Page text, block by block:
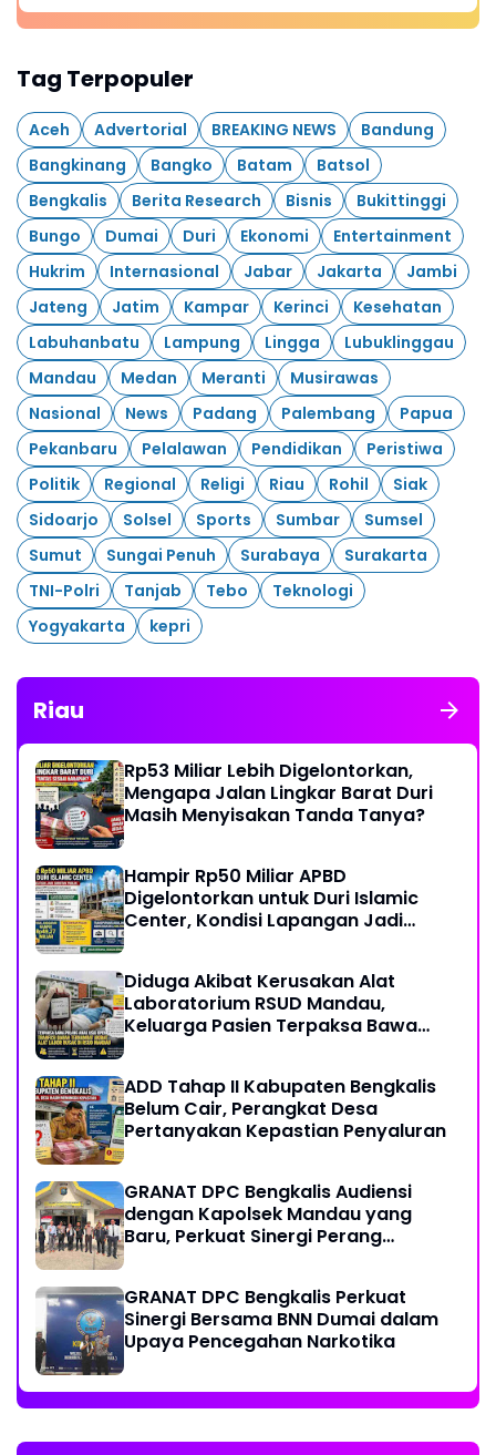
Tag Terpopuler
Aceh Advertorial BREAKING NEWS
Bandung
Bangkinang
Bangko Batam
Batsol
Bengkalis
Berita Research Bisnis
Bukittinggi
Bungo
Dumai Duri Ekonomi
Entertainment
Hukrim
Internasional Jabar Jakarta
Jambi
Jateng
Jatim Kampar Kerinci
Kesehatan
Labuhanbatu
Lampung Lingga
Lubuklinggau
Mandau
Medan Meranti
Musirawas
Nasional
News Padang Palembang
Papua
Pekanbaru
Pelalawan Pendidikan
Peristiwa
Politik
Regional Religi Riau Rohil
Siak
Sidoarjo
Solsel Sports Sumbar
Sumsel
Sumut
Sungai Penuh Surabaya
Surakarta
TNI-Polri
Tanjab Tebo
Teknologi
Yogyakarta
kepri
Riau
Rp53 Miliar Lebih Digelontorkan,
Mengapa Jalan Lingkar Barat Duri
Masih Menyisakan Tanda Tanya?
Hampir Rp50 Miliar APBD
Digelontorkan untuk Duri Islamic
Center, Kondisi Lapangan Jadi
Diduga Akibat Kerusakan Alat
Laboratorium RSUD Mandau,
Keluarga Pasien Terpaksa Bawa
Transfusi Darah
ADD Tahap II Kabupaten Bengkalis
Belum Cair, Perangkat Desa
Pertanyakan Kepastian Penyaluran
GRANAT DPC Bengkalis Audiensi
dengan Kapolsek Mandau yang
Baru, Perkuat Sinergi Perang
GRANAT DPC Bengkalis Perkuat
Sinergi Bersama BNN Dumai dalam
Upaya Pencegahan Narkotika